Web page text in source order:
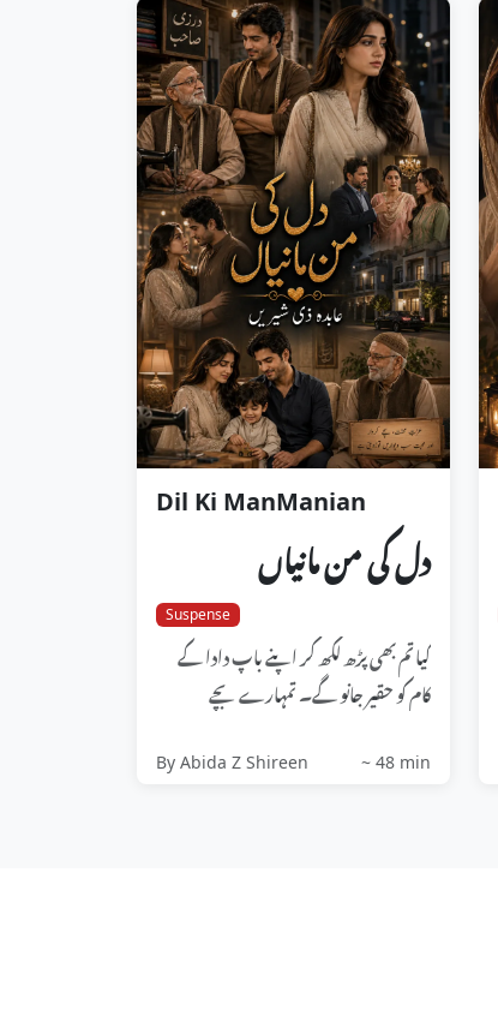
Dil Ki ManManian
دل کی من مانیاں
Suspense
کیا تم بھی پڑھ لکھ کر اپنے باپ دادا کے
کام کو حقیر جانو گے۔ تمہارے بچے
By Abida Z Shireen ~ 48 min